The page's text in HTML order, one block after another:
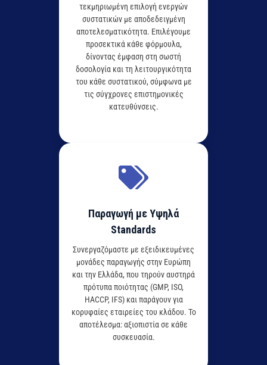
τεκμηριωμένη επιλογή ενεργών
συστατικών με αποδεδειγμένη
αποτελεσματικότητα. Επιλέγουμε
προσεκτικά κάθε φόρμουλα,
δίνοντας έμφαση στη σωστή
δοσολογία και τη λειτουργικότητα
του κάθε συστατικού, σύμφωνα με
τις σύγχρονες επιστημονικές
κατευθύνσεις.
Παραγωγή με Υψηλά
Standards
Συνεργαζόμαστε με εξειδικευμένες
μονάδες παραγωγής στην Ευρώπη
και την Ελλάδα, που τηρούν αυστηρά
πρότυπα ποιότητας (GMP, ISO,
HACCP, IFS) και παράγουν για
κορυφαίες εταιρείες του κλάδου. Το
αποτέλεσμα: αξιοπιστία σε κάθε
συσκευασία.